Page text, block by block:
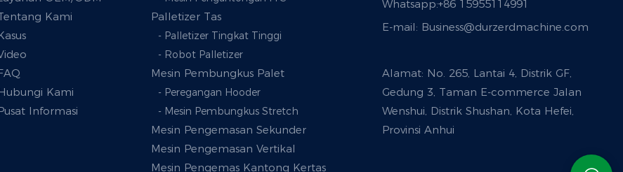
Kami
Kami
Informasi
Palletizer Tas
- Palletizer Tingkat Tinggi
- Robot Palletizer
Mesin Pembungkus Palet
- Peregangan Hooder
- Mesin Pembungkus Stretch
Mesin Pengemasan Sekunder
Mesin Pengemasan Vertikal
Mesin Pengemas Kantong Kertas
Whatsapp:+86 15955114991
E-mail: Business@durzerdmachine.com
Alamat: No. 265, Lantai 4, Distrik GF,
Gedung 3, Taman E-commerce Jalan
Wenshui, Distrik Shushan, Kota Hefei,
Provinsi Anhui